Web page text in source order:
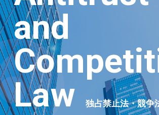
and
Law
独占禁止法・競争